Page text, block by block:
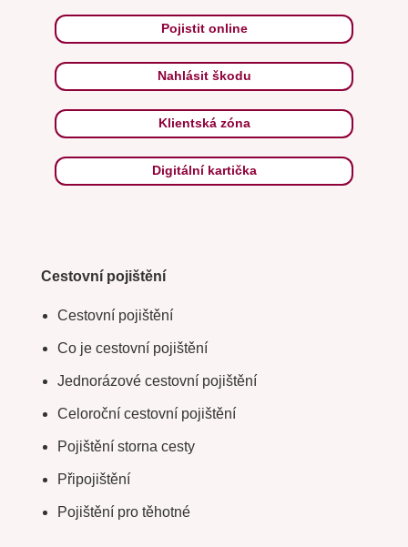
Pojistit online
Nahlásit škodu
Klientská zóna
Digitální kartička
Cestovní pojištění
Cestovní pojištění
Co je cestovní pojištění
Jednorázové cestovní pojištění
Celoroční cestovní pojištění
Pojištění storna cesty
Připojištění
Pojištění pro těhotné